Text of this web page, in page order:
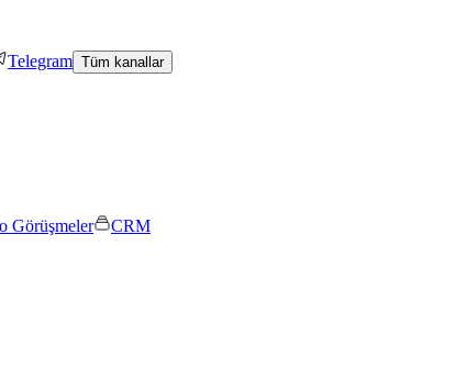
Telegram Tüm kanallar
Görüşmeler
CRM